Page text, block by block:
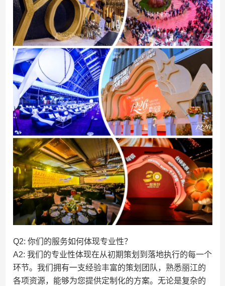
Q2: 你们的服务如何体现专业性？
A2: 我们的专业性体现在从初期策划到落地执行的每一个
环节。我们拥有一支经验丰富的策划团队，熟悉丽江的
各项资源，能够为您提供定制化的方案。无论是复杂的